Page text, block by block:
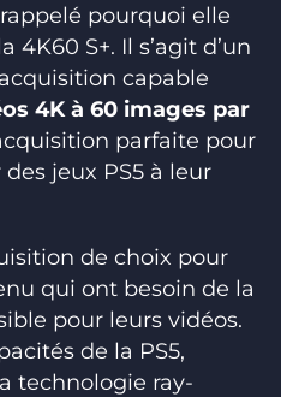
pourquoi elle
S+. Il s’agit d’un
capable
4K à 60 images par
parfaite pour
jeux PS5 à leur
de choix pour
qui ont besoin de la
pour leurs vidéos.
de la PS5,
technologie ray-